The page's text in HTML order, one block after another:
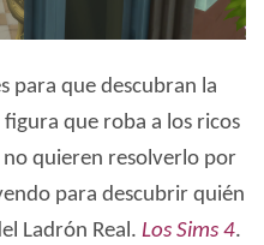
para que descubran la
que roba a los ricos
no quieren resolverlo por
para descubrir quién
Ladrón Real. Los Sims 4.